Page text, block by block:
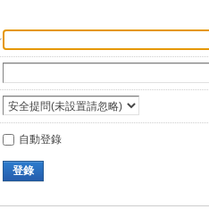
自動登錄
登錄